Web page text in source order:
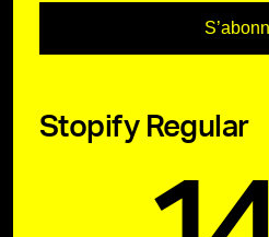
Stopify Regular